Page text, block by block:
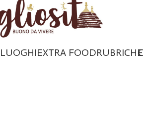
LUOGHIEXTRA FOODRUBRICHE